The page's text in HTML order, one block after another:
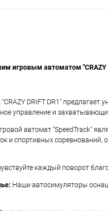
игровым автоматом "CRAZY
"CRAZY DRIFT DR1"
управление и
автомат "SpeedTrack"
и спортивных соревнований,
каждый поворот
Наши автосимуляторы